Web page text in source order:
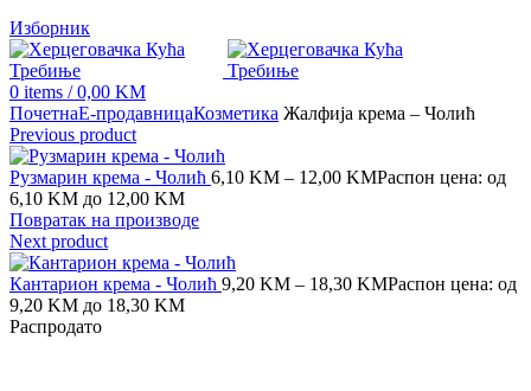
Изборник
0 items / 0,00 KM
ПочетнаЕ-продавницаКозметика Жалфија крема – Чолић
Previous product
Рузмарин крема - Чолић 6,10 KM – 12,00 KMРаспон цена: од
6,10 KM до 12,00 KM
Повратак на производе
Next product
Кантарион крема - Чолић 9,20 KM – 18,30 KMРаспон цена: од
9,20 KM до 18,30 KM
Распродато